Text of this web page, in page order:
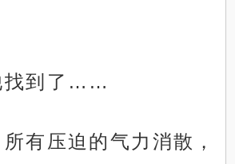
找到了……
有压迫的气力消散，